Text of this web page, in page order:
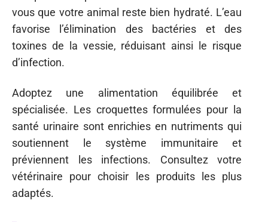
vous que votre animal reste bien hydraté. L’eau
favorise l’élimination des bactéries et des
toxines de la vessie, réduisant ainsi le risque
d’infection.
Adoptez une alimentation équilibrée et
spécialisée. Les croquettes formulées pour la
santé urinaire sont enrichies en nutriments qui
soutiennent le système immunitaire et
préviennent les infections. Consultez votre
vétérinaire pour choisir les produits les plus
adaptés.